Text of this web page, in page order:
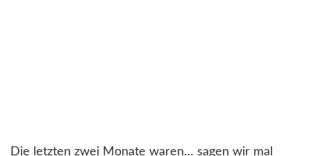
Die letzten zwei Monate waren… sagen wir mal